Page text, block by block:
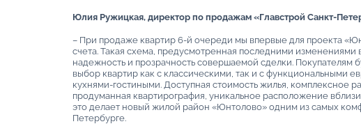
Юлия Ружицкая, директор по продажам «Главстрой Санкт-
– При продаже квартир 6-й очереди мы впервые для проекта
счета. Такая схема, предусмотренная последними изменениями
надежность и прозрачность совершаемой сделки. Покупателям
выбор квартир как с классическими, так и с функциональными
кухнями-гостиными. Доступная стоимость жилья, комплексное
продуманная квартирография, уникальное расположение
это делает новый жилой район «Юнтолово» одним из самых
Петербурге.